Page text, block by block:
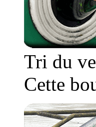
Tri du
Cette